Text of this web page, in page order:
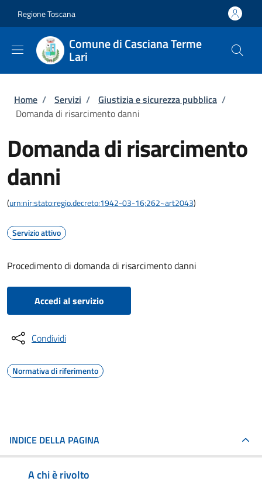
Regione Toscana
Comune di Casciana Terme
Lari
Briciole di pane
Home / Servizi / Giustizia e sicurezza pubblica /
Domanda di risarcimento danni
Domanda di risarcimento
danni
(urn:nir:stato:regio.decreto:1942-03-16;262~art2043)
Servizio attivo
Procedimento di domanda di risarcimento danni
Accedi al servizio
Condividi
Normativa di riferimento
INDICE DELLA PAGINA
A chi è rivolto